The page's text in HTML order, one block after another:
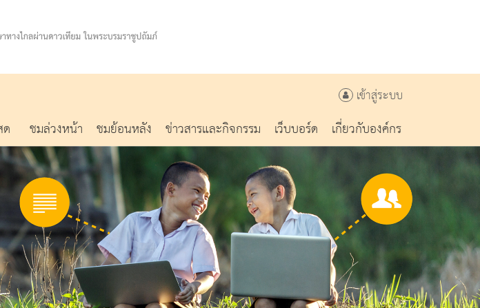
เข้าสู่ระบบ
ชมล่วงหน้า ชมย้อนหลัง ข่าวสารและกิจกรรม เว็บบอร์ด เกี่ยวกับองค์กร